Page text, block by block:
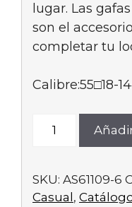
lugar. Las
son el
completar tu
Calibre:55□18-
SKU: AS61109-6
Casual ,